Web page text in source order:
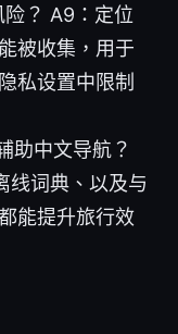
？ A9：定位
被收集，用于
私设置中限制
助中文导航？
线词典、以及与
能提升旅行效